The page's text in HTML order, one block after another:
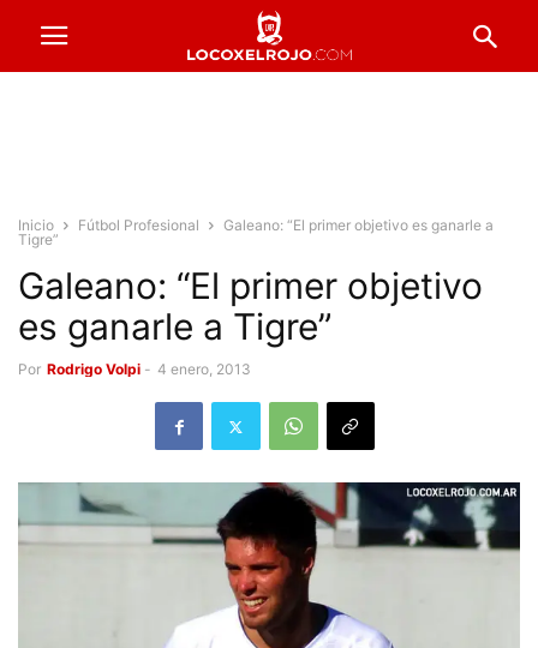
Inicio Fútbol Profesional
Galeano: “El primer objetivo es ganarle a
Tigre”
Galeano: “El primer objetivo
es ganarle a Tigre”
Por Rodrigo Volpi - 4 enero, 2013